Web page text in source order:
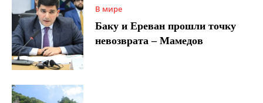
В мире
Баку и Ереван прошли точку
невозврата – Мамедов